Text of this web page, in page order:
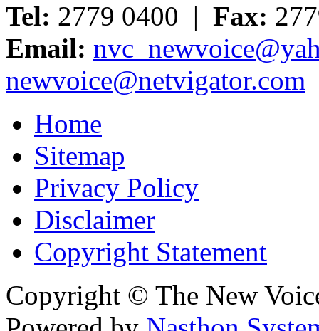
Tel: 2779 0400 | Fax:
Email:
newvoice@netvigator.com
Home
Sitemap
Privacy Policy
Disclaimer
Copyright Statement
Copyright © The New